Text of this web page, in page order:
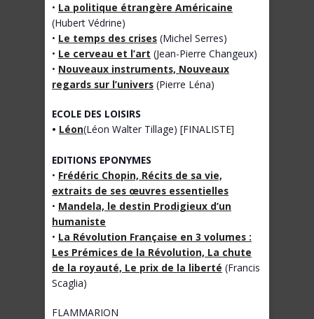
• La politique étrangère Américaine
(Hubert Védrine)
• Le temps des crises (Michel Serres)
• Le cerveau et l’art (Jean-Pierre Changeux)
• Nouveaux instruments, Nouveaux
regards sur l’univers (Pierre Léna)
ECOLE DES LOISIRS
• Léon(Léon Walter Tillage) [FINALISTE]
EDITIONS EPONYMES
• Frédéric Chopin, Récits de sa vie,
extraits de ses œuvres essentielles
• Mandela, le destin Prodigieux d’un
humaniste
• La Révolution Française en 3 volumes :
Les Prémices de la Révolution, La chute
de la royauté, Le prix de la liberté (Francis
Scaglia)
FLAMMARION